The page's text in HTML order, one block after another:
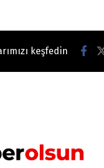
keşfedin